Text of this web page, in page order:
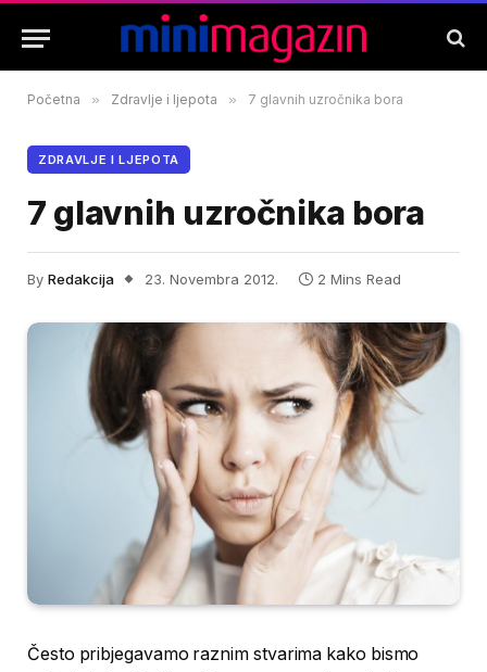
Početna » Zdravlje i ljepota » 7 glavnih uzročnika bora
ZDRAVLJE I LJEPOTA
7 glavnih uzročnika bora
By Redakcija 23. Novembra 2012. 2 Mins Read
Često pribjegavamo raznim stvarima kako bismo